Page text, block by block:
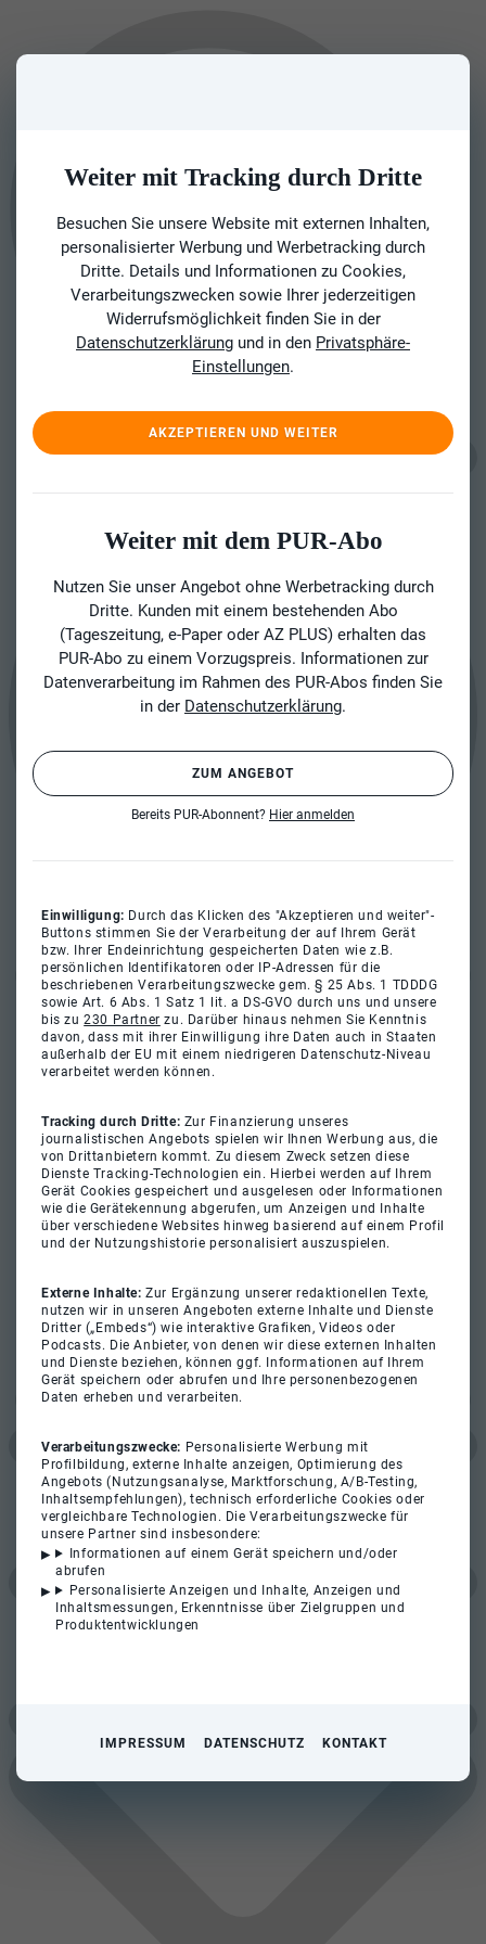
Weiter mit Tracking durch Dritte
Besuchen Sie unsere Website mit externen Inhalten,
personalisierter Werbung und Werbetracking durch
Dritte. Details und Informationen zu Cookies,
Verarbeitungszwecken sowie Ihrer jederzeitigen
Widerrufsmöglichkeit finden Sie in der
Datenschutzerklärung und in den Privatsphäre-
Einstellungen.
AKZEPTIEREN UND WEITER
Weiter mit dem PUR-Abo
Nutzen Sie unser Angebot ohne Werbetracking durch
Dritte. Kunden mit einem bestehenden Abo
(Tageszeitung, e-Paper oder AZ PLUS) erhalten das
PUR-Abo zu einem Vorzugspreis. Informationen zur
Datenverarbeitung im Rahmen des PUR-Abos finden Sie
in der Datenschutzerklärung.
ZUM ANGEBOT
Bereits PUR-Abonnent? Hier anmelden
Einwilligung: Durch das Klicken des "Akzeptieren und weiter"-
Buttons stimmen Sie der Verarbeitung der auf Ihrem Gerät
bzw. Ihrer Endeinrichtung gespeicherten Daten wie z.B.
persönlichen Identifikatoren oder IP-Adressen für die
beschriebenen Verarbeitungszwecke gem. § 25 Abs. 1 TDDDG
sowie Art. 6 Abs. 1 Satz 1 lit. a DS-GVO durch uns und unsere
bis zu230 Partner zu. Darüber hinaus nehmen Sie Kenntnis
davon, dass mit ihrer Einwilligung ihre Daten auch in Staaten
außerhalb der EU mit einem niedrigeren Datenschutz-Niveau
verarbeitet werden können.
Tracking durch Dritte: Zur Finanzierung unseres
journalistischen Angebots spielen wir Ihnen Werbung aus, die
von Drittanbietern kommt. Zu diesem Zweck setzen diese
Dienste Tracking-Technologien ein. Hierbei werden auf Ihrem
Gerät Cookies gespeichert und ausgelesen oder Informationen
wie die Gerätekennung abgerufen, um Anzeigen und Inhalte
über verschiedene Websites hinweg basierend auf einem Profil
und der Nutzungshistorie personalisiert auszuspielen.
Externe Inhalte:Zur Ergänzung unserer redaktionellen Texte,
nutzen wir in unseren Angeboten externe Inhalte und Dienste
Dritter („Embeds“) wie interaktive Grafiken, Videos oder
Podcasts. Die Anbieter, von denen wir diese externen Inhalten
und Dienste beziehen, können ggf. Informationen auf Ihrem
Gerät speichern oder abrufen und Ihre personenbezogenen
Daten erheben und verarbeiten.
Verarbeitungszwecke: Personalisierte Werbung mit
Profilbildung, externe Inhalte anzeigen, Optimierung des
Angebots (Nutzungsanalyse, Marktforschung, A/B-Testing,
Inhaltsempfehlungen), technisch erforderliche Cookies oder
vergleichbare Technologien. Die Verarbeitungszwecke für
unsere Partner sind insbesondere:
Informationen auf einem Gerät speichern und/oder
abrufen
Personalisierte Anzeigen und Inhalte, Anzeigen und
Inhaltsmessungen, Erkenntnisse über Zielgruppen und
Produktentwicklungen
IMPRESSUM DATENSCHUTZ KONTAKT